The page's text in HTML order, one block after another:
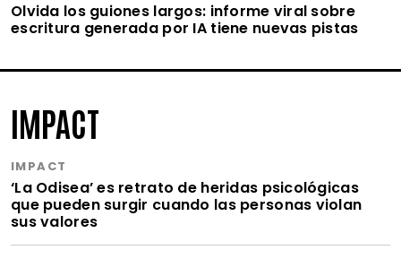
Olvida los guiones largos: informe viral sobre
escritura generada por IA tiene nuevas pistas
IMPACT
IMPACT
‘La Odisea’ es retrato de heridas psicológicas
que pueden surgir cuando las personas violan
sus valores